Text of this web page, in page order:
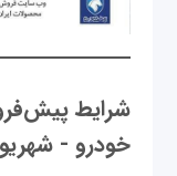
شرایط
خودرو - شهریور